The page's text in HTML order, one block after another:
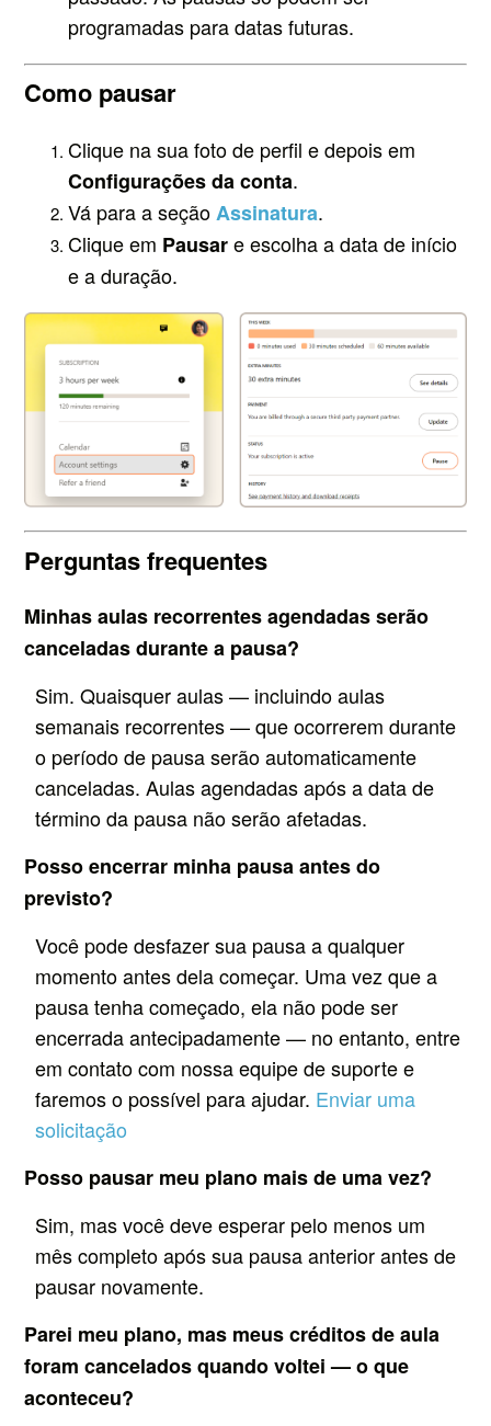
programadas para datas futuras.
Como pausar
Clique na sua foto de perfil e depois em
Configurações da conta.
Vá para a seçãoAssinatura.
Clique em Pausare escolha a data de início
e a duração.
Perguntas frequentes
Minhas aulas recorrentes agendadas serão
canceladas durante a pausa?
Sim. Quaisquer aulas — incluindo aulas
semanais recorrentes — que ocorrerem durante
o período de pausa serão automaticamente
canceladas. Aulas agendadas após a data de
término da pausa não serão afetadas.
Posso encerrar minha pausa antes do
previsto?
Você pode desfazer sua pausa a qualquer
momento antes dela começar. Uma vez que a
pausa tenha começado, ela não pode ser
encerrada antecipadamente — no entanto, entre
em contato com nossa equipe de suporte e
faremos o possível para ajudar. Enviar uma
solicitação
Posso pausar meu plano mais de uma vez?
Sim, mas você deve esperar pelo menos um
mês completo após sua pausa anterior antes de
pausar novamente.
Parei meu plano, mas meus créditos de aula
foram cancelados quando voltei — o que
aconteceu?